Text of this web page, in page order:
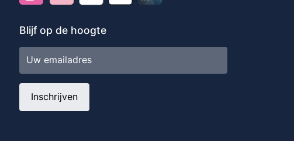
Blijf op de hoogte
mailadres